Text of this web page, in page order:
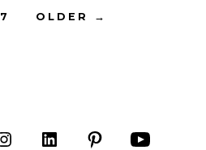
7 OLDER →